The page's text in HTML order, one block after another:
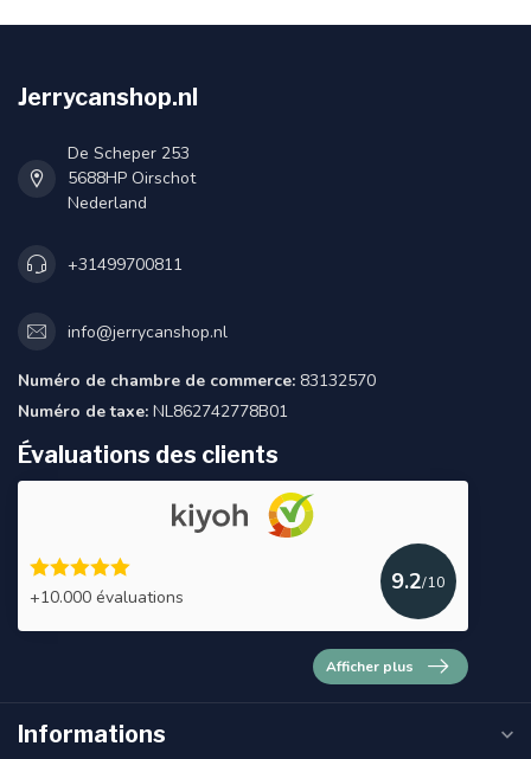
Jerrycanshop.nl
De Scheper 253
5688HP Oirschot
Nederland
+31499700811
info@jerrycanshop.nl
Numéro de chambre de commerce: 83132570
Numéro de taxe: NL862742778B01
Évaluations des clients
+10.000 évaluations
9.2/10
Afficher plus
Informations